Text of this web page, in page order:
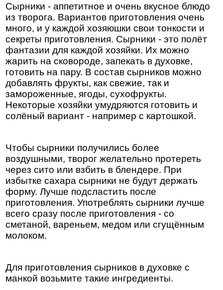
Сырники - аппетитное и очень вкусное блюдо
из творога. Вариантов приготовления очень
много, и у каждой хозяюшки свои тонкости и
секреты приготовления. Сырники - это полёт
фантазии для каждой хозяйки. Их можно
жарить на сковороде, запекать в духовке,
готовить на пару. В состав сырников можно
добавлять фрукты, как свежие, так и
замороженные, ягоды, сухофрукты.
Некоторые хозяйки умудряются готовить и
солёный вариант - например с картошкой.
Чтобы сырники получились более
воздушными, творог желательно протереть
через сито или взбить в блендере. При
избытке сахара сырники не будут держать
форму. Лучше подсластить после
приготовления. Употреблять сырники лучше
всего сразу после приготовления - со
сметаной, вареньем, медом или сгущённым
молоком.
Для приготовления сырников в духовке с
манкой возьмите такие ингредиенты.